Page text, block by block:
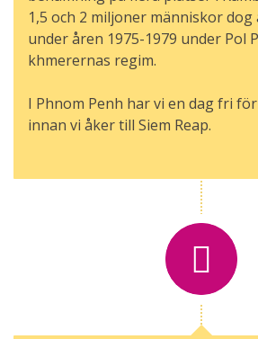
1,5 och 2 miljoner människor dog
under åren 1975-1979 under Pol
khmerernas regim.
I Phnom Penh har vi en dag fri
innan vi åker till Siem Reap.